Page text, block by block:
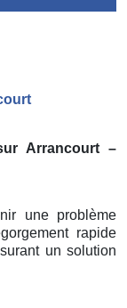
Arrancourt –
une problème
rapide
un solution